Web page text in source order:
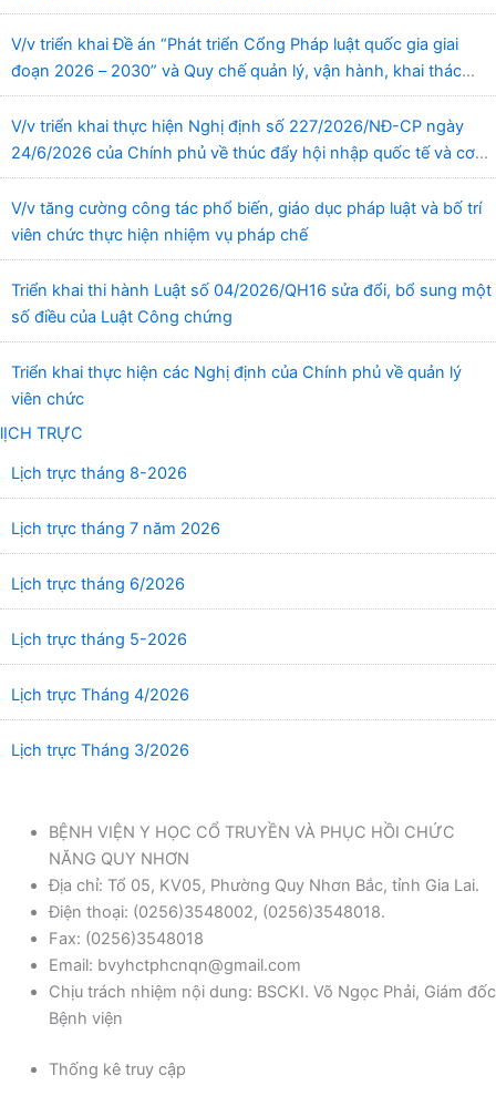
V/v triển khai Đề án “Phát triển Cổng Pháp luật quốc gia giai
đoạn 2026 – 2030” và Quy chế quản lý, vận hành, khai thác
Cổng Pháp luật quốc gia
V/v triển khai thực hiện Nghị định số 227/2026/NĐ-CP ngày
24/6/2026 của Chính phủ về thúc đẩy hội nhập quốc tế và cơ
chế đặc thù trong lĩnh vực y tế
V/v tăng cường công tác phổ biến, giáo dục pháp luật và bố trí
viên chức thực hiện nhiệm vụ pháp chế
Triển khai thi hành Luật số 04/2026/QH16 sửa đổi, bổ sung một
số điều của Luật Công chứng
Triển khai thực hiện các Nghị định của Chính phủ về quản lý
viên chức
lỊCH TRỰC
Lịch trực tháng 8-2026
Lịch trực tháng 7 năm 2026
Lịch trực tháng 6/2026
Lịch trực tháng 5-2026
Lịch trực Tháng 4/2026
Lịch trực Tháng 3/2026
BỆNH VIỆN Y HỌC CỔ TRUYỀN VÀ PHỤC HỒI CHỨC
NĂNG QUY NHƠN
Địa chỉ: Tổ 05, KV05, Phường Quy Nhơn Bắc, tỉnh Gia Lai.
Điện thoại: (0256)3548002, (0256)3548018.
Fax: (0256)3548018
Email: bvyhctphcnqn@gmail.com
Chịu trách nhiệm nội dung: BSCKI. Võ Ngọc Phải, Giám đốc
Bệnh viện
Thống kê truy cập